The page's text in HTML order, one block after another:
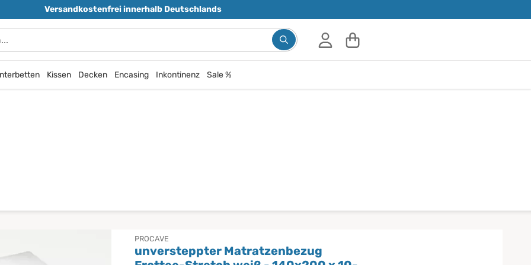
Versandkostenfrei innerhalb Deutschlands
Kissen Decken Encasing Inkontinenz Sale %
PROCAVE
unversteppter Matratzenbezug